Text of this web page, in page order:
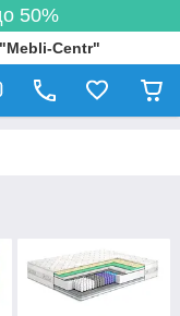
50%
"Mebli-Centr"